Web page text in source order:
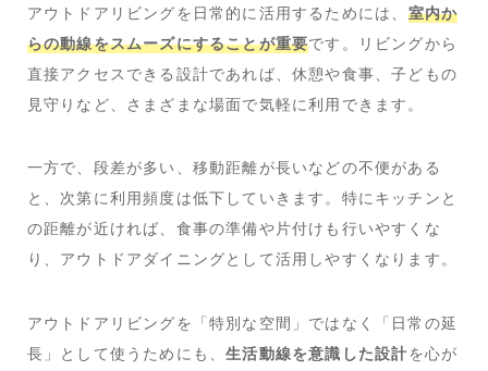
アウトドアリビングを日常的に活用するためには、 室内か
らの動線をスムーズにすることが重要です。リビングから
直接アクセスできる設計であれば、休憩や食事、子どもの
見守りなど、さまざまな場面で気軽に利用できます。
一方で、段差が多い、移動距離が長いなどの不便がある
と、次第に利用頻度は低下していきます。特にキッチンと
の距離が近ければ、食事の準備や片付けも行いやすくな
り、アウトドアダイニングとして活用しやすくなります。
アウトドアリビングを「特別な空間」ではなく「日常の延
長」として使うためにも、生活動線を意識した設計を心が